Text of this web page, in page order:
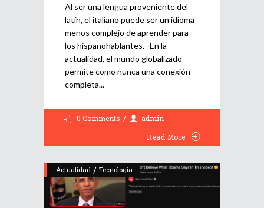
Al ser una lengua proveniente del
latín, el italiano puede ser un idioma
menos complejo de aprender para
los hispanohablantes. En la
actualidad, el mundo globalizado
permite como nunca una conexión
completa
0 Comments
admin
Read More
Actualidad / Tecnología